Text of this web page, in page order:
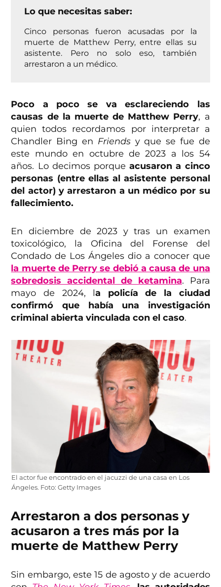
Lo que necesitas saber:
Cinco personas fueron acusadas por la
muerte de Matthew Perry, entre ellas su
asistente. Pero no solo eso, también
arrestaron a un médico.
Poco a poco se va esclareciendo las
causas de la muerte de Matthew Perry, a
quien todos recordamos por interpretar a
Chandler Bing en Friendsy que se fue de
este mundo en octubre de 2023 a los 54
años. Lo decimos porqueacusaron a cinco
personas (entre ellas al asistente personal
del actor) y arrestaron a un médico por su
fallecimiento.
En diciembre de 2023 y tras un examen
toxicológico, la Oficina del Forense del
Condado de Los Ángeles dio a conocer que
la muerte de Perry se debió a causa de una
sobredosis accidental de ketamina. Para
mayo de 2024, la policía de la ciudad
confirmó que había una investigación
criminal abierta vinculada con el caso.
El actor fue encontrado en el jacuzzi de una casa en Los
Ángeles. Foto: Getty Images
Arrestaron a dos personas y
acusaron a tres más por la
muerte de Matthew Perry
Sin embargo, este 15 de agosto y de acuerdo